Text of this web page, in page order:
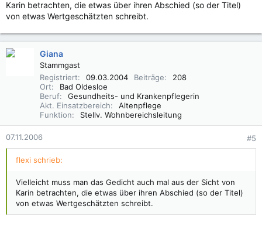
Karin betrachten, die etwas über ihren Abschied (so der Titel)
von etwas Wertgeschätzten schreibt.
Giana
Stammgast
Registriert
09.03.2004 Beiträge
208
Ort
Bad Oldesloe
Beruf
Gesundheits- und Krankenpflegerin
Akt. Einsatzbereich
Altenpflege
Funktion
Stellv. Wohnbereichsleitung
07.11.2006 #5
flexi schrieb:
Vielleicht muss man das Gedicht auch mal aus der Sicht von
Karin betrachten, die etwas über ihren Abschied (so der Titel)
von etwas Wertgeschätzten schreibt.